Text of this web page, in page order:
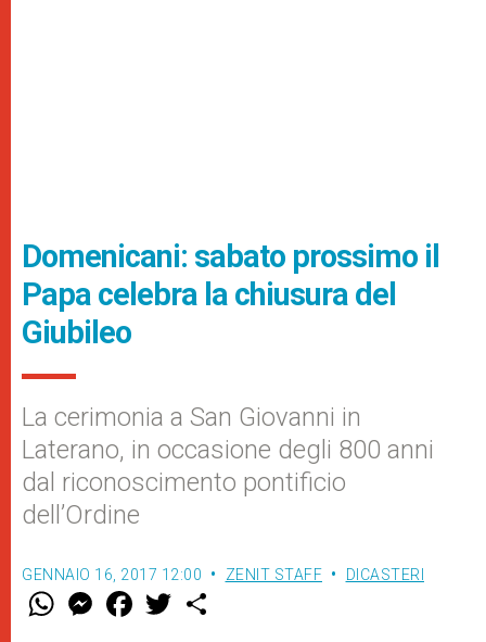
Domenicani: sabato prossimo il
Papa celebra la chiusura del
Giubileo
La cerimonia a San Giovanni in
Laterano, in occasione degli 800 anni
dal riconoscimento pontificio
dell’Ordine
GENNAIO 16, 2017 12:00 ZENIT STAFF DICASTERI
W M
e
F
a w